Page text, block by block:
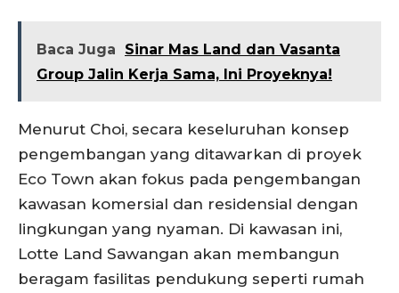
Baca Juga
Sinar Mas Land dan Vasanta
Group Jalin Kerja Sama, Ini Proyeknya!
Menurut Choi, secara keseluruhan konsep
pengembangan yang ditawarkan di proyek
Eco Town akan fokus pada pengembangan
kawasan komersial dan residensial dengan
lingkungan yang nyaman. Di kawasan ini,
Lotte Land Sawangan akan membangun
beragam fasilitas pendukung seperti rumah